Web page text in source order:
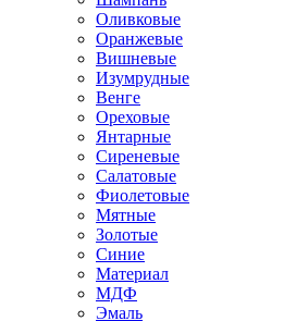
Оливковые
Оранжевые
Вишневые
Изумрудные
Венге
Ореховые
Янтарные
Сиреневые
Салатовые
Фиолетовые
Мятные
Золотые
Синие
Материал
МДФ
Эмаль